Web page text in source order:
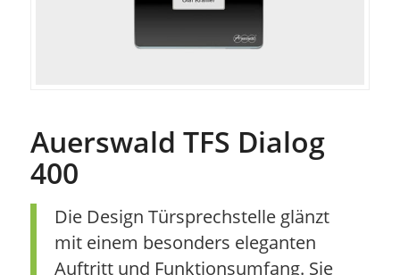
Auerswald TFS Dialog
400
Die Design Türsprechstelle glänzt
mit einem besonders eleganten
Auftritt und Funktionsumfang. Sie